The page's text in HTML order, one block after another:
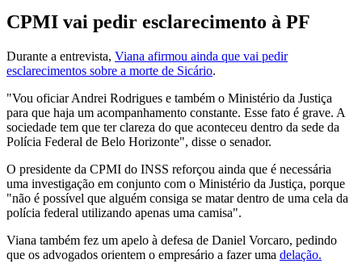
CPMI vai pedir esclarecimento à PF
Durante a entrevista, Viana afirmou ainda que vai pedir
esclarecimentos sobre a morte de Sicário.
"Vou oficiar Andrei Rodrigues e também o Ministério da Justiça
para que haja um acompanhamento constante. Esse fato é grave. A
sociedade tem que ter clareza do que aconteceu dentro da sede da
Polícia Federal de Belo Horizonte", disse o senador.
O presidente da CPMI do INSS reforçou ainda que é necessária
uma investigação em conjunto com o Ministério da Justiça, porque
"não é possível que alguém consiga se matar dentro de uma cela da
polícia federal utilizando apenas uma camisa".
Viana também fez um apelo à defesa de Daniel Vorcaro, pedindo
que os advogados orientem o empresário a fazer uma delação.